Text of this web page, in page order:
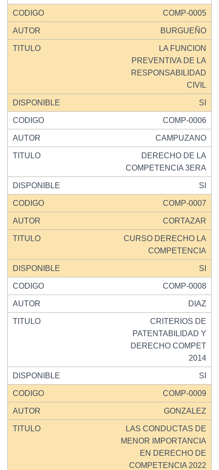
COMP-0005
BURGUEÑO
LA FUNCION
PREVENTIVA DE LA
RESPONSABILIDAD
CIVIL
SI
COMP-0006
CAMPUZANO
DERECHO DE LA
COMPETENCIA 3ERA
SI
COMP-0007
CORTAZAR
CURSO DERECHO LA
COMPETENCIA
SI
COMP-0008
DIAZ
CRITERIOS DE
PATENTABILIDAD Y
DERECHO COMPET
2014
SI
COMP-0009
GONZALEZ
LAS CONDUCTAS DE
MENOR IMPORTANCIA
EN DERECHO DE
COMPETENCIA 2022